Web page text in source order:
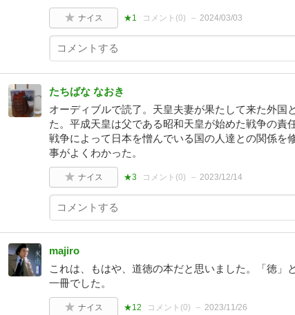
ナイス ★1 コメント(0) 2024/03/03
たちばな なおき
オーディブルで読了。天皇夫妻が果たして来た外国
た。平成天皇は父である昭和天皇が始めた戦争の責
戦争によって日本を憎んでいる国の人達との関係を
事がよくわかった。
ナイス ★3 コメント(0) 2023/12/14
majiro
これは、もはや、道徳の本だと思いました。「徳」
一冊でした。
ナイス ★12 コメント(0) 2023/11/26